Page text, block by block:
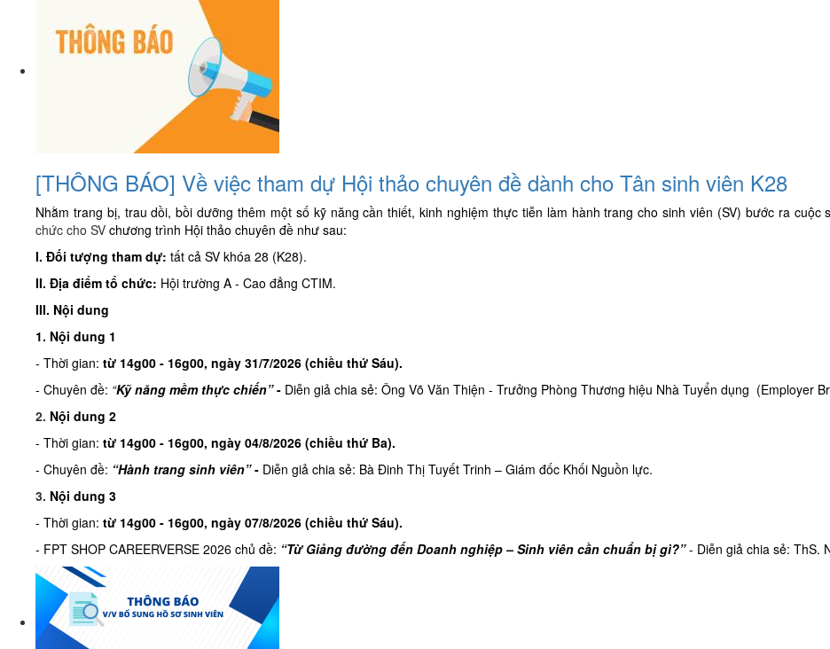
[THÔNG BÁO] Về việc tham dự Hội thảo chuyên đề dành cho Tân sinh viên K28
Nhằm trang bị, trau dồi, bồi dưỡng thêm một số kỹ năng cần thiết, kinh nghiệm thực tiễn làm hành trang cho sinh viên (SV) bước ra cuộc
chức cho SV chương trình Hội thảo chuyên đề như sau:
I. Đối tượng tham dự: tất cả SV khóa 28 (K28).
II. Địa điểm tổ chức: Hội trường A - Cao đẳng CTIM.
III. Nội dung
1. Nội dung 1
- Thời gian: từ 14g00 - 16g00, ngày 31/7/2026 (chiều thứ Sáu).
- Chuyên đề: “Kỹ năng mềm thực chiến”- Diễn giả chia sẻ: Ông Võ Văn Thiện - Trưởng Phòng Thương hiệu Nhà Tuyển dụng (Employer
2. Nội dung 2
- Thời gian: từ 14g00 - 16g00, ngày 04/8/2026 (chiều thứ Ba).
- Chuyên đề: “Hành trang sinh viên”- Diễn giả chia sẻ: Bà Đinh Thị Tuyết Trinh – Giám đốc Khối Nguồn lực.
3. Nội dung 3
- Thời gian: từ 14g00 - 16g00, ngày 07/8/2026 (chiều thứ Sáu).
- FPT SHOP CAREERVERSE 2026 chủ đề: “Từ Giảng đường đến Doanh nghiệp – Sinh viên cần chuẩn bị gì?”- Diễn giả chia sẻ: ThS.